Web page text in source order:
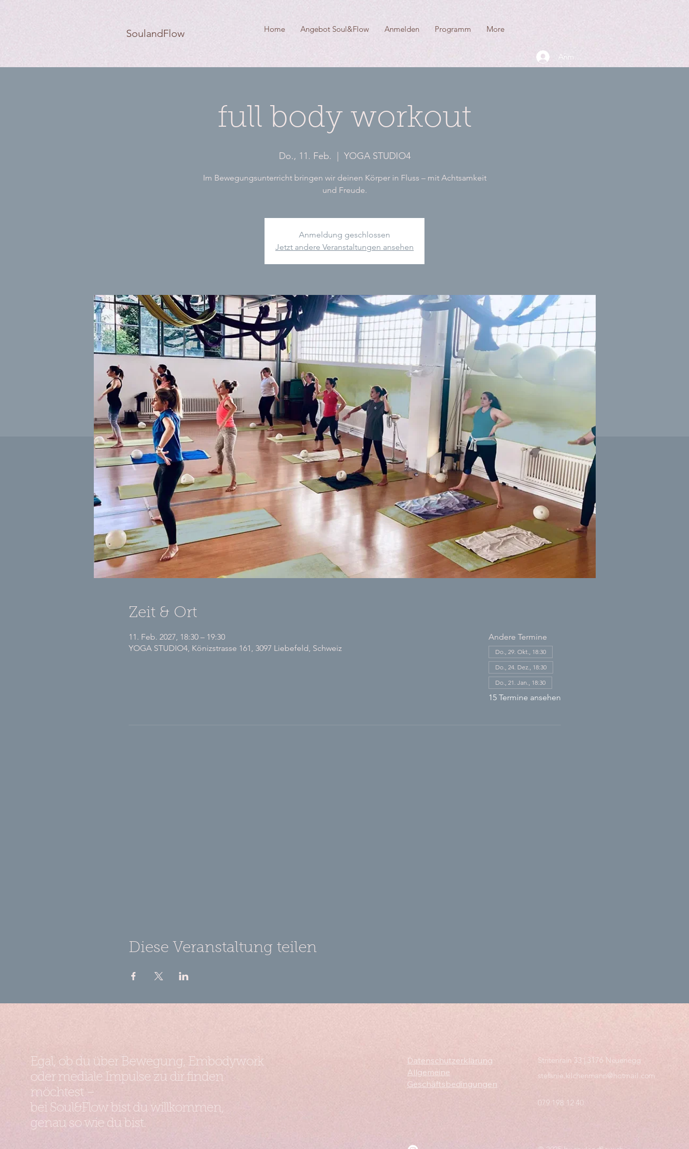
SoulandFlow Home Angebot Soul&Flow Anmelden Programm More
Anmelden
full body workout
Do., 11. Feb. YOGA STUDIO4
Im Bewegungsunterricht bringen wir deinen Körper in Fluss – mit Achtsamkeit
und Freude.
Anmeldung geschlossen
Jetzt andere Veranstaltungen ansehen
Zeit & Ort
11. Feb. 2027, 18:30 – 19:30
YOGA STUDIO4, Könizstrasse 161, 3097 Liebefeld, Schweiz
Andere Termine
Do., 29. Okt., 18:30
Do., 24. Dez., 18:30
Do., 21. Jan., 18:30
15 Termine ansehen
Diese Veranstaltung teilen
Egal, ob du über Bewegung, Embodywork
oder mediale Impulse zu dir finden
möchtest –
bei Soul&Flow bist du willkommen,
genau so wie du bist.
Datenschutzerklärung
Allgemeine
Geschäftsbedingungen
Stritenrain 33 | 3176 Neuenegg
stefanie.kilchenmann@hotmail.com
079 198 12 40